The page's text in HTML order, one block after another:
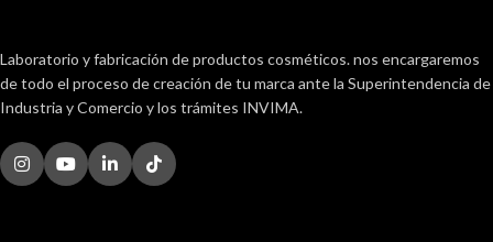
Laboratorio y fabricación de productos cosméticos. nos encargaremos
de todo el proceso de creación de tu marca ante la Superintendencia de
Industria y Comercio y los trámites INVIMA.